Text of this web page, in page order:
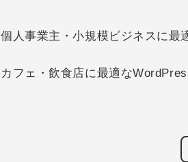
個人事業主・小規模ビジネスに最
カフェ・飲食店に最適な